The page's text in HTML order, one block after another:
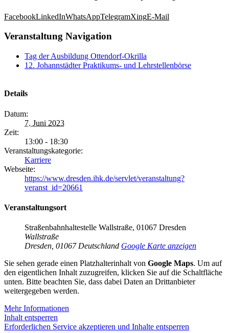
FacebookLinkedInWhatsAppTelegramXingE-Mail
Veranstaltung Navigation
Tag der Ausbildung Ottendorf-Okrilla
12. Johannstädter Praktikums- und Lehrstellenbörse
Details
Datum:
7. Juni 2023
Zeit:
13:00 - 18:30
Veranstaltungskategorie:
Karriere
Webseite:
https://www.dresden.ihk.de/servlet/veranstaltung?
veranst_id=20661
Veranstaltungsort
Straßenbahnhaltestelle Wallstraße, 01067 Dresden
Wallstraße
Dresden 01067 Deutschland Google Karte anzeigen
Sie sehen gerade einen Platzhalterinhalt von Google Maps. Um auf
den eigentlichen Inhalt zuzugreifen, klicken Sie auf die Schaltfläche
unten. Bitte beachten Sie, dass dabei Daten an Drittanbieter
weitergegeben werden.
Mehr Informationen
Inhalt entsperren
Erforderlichen Service akzeptieren und Inhalte entsperren